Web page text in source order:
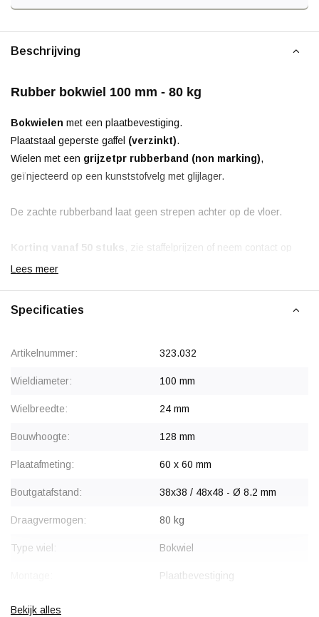
Beschrijving
Rubber bokwiel 100 mm - 80 kg
Bokwielen met een plaatbevestiging.
Plaatstaal geperste gaffel (verzinkt).
Wielen met een grijzetpr rubberband (non marking),
geïnjecteerd op een kunststofvelg met glijlager.
De zachte rubberband laat geen strepen achter op de vloer.
Korting vanaf 50 stuks
, zie staffelprijzen of neem contact op
voor een offerte.
Lees meer
Specificaties
Artikelnummer: 323.032
Wieldiameter: 100 mm
Wielbreedte: 24 mm
Bouwhoogte: 128 mm
Plaatafmeting: 60 x 60 mm
Boutgatafstand: 38x38 / 48x48 - Ø 8.2 mm
Draagvermogen: 80 kg
Type wiel: Bokwiel
Plaatbevestiging
Gaffel:
Bekijk alles